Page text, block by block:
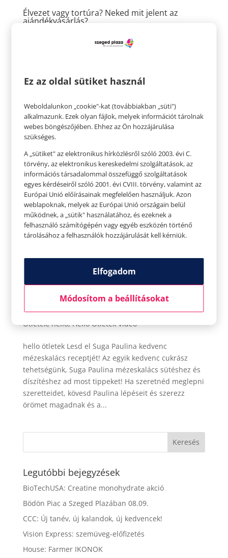
Élvezet vagy tortúra? Neked mit jelent az
ajándékvásárlás?
Hello Ötletek Videó
ajándékvásárlás? Van, aki szereti az ajándék
Kiküldtük a spontán riportok koronázatlan királyát
Katz...
Lesd el Suga Paulina kedvenc mézeskalács
Szerző:HelloPlazaEeltoltoUser|nov 26, 2021|Hello
Ötletek,hello,Hello Ötletek Videó
hello ötletek Lesd el Suga Paulina kedvenc
mézeskalács receptjét! Az egyik kedvenc cukrász
tehetségünk, Suga Paulina mézeskalács sütéshez és
díszítéshez ad most tippeket! Ha szeretnéd meglepni
szeretteidet, kövesd Paulina lépéseit és szerezz
örömet magadnak és a...
Legutóbbi bejegyzések
BioTechUSA: Creatine monohydrate akció
Bödön Piac a Szeged Plazában 08.09.
CCC: Új tanév, új kalandok, új kedvencek!
Vision Express: szemüveg-előfizetés
House: Farmer IKONOK
Ez az oldal sütiket használ
Weboldalunkon „cookie"-kat (továbbiakban „süti")
alkalmazunk. Ezek olyan fájlok, melyek információt tárolnak
webes böngészőjében. Ehhez az Ön hozzájárulása
szükséges.
A „sütiket" az elektronikus hírközlésről szóló 2003. évi C.
törvény, az elektronikus kereskedelmi szolgáltatások, az
információs társadalommal összefüggő szolgáltatások
egyes kérdéseiről szóló 2001. évi CVIII. törvény, valamint az
Európai Unió előírásainak megfelelően használjuk. Azon
weblapoknak, melyek az Európai Unió országain belül
működnek, a „sütik" használatához, és ezeknek a
felhasználó számítógépén vagy egyéb eszközén történő
tárolásához a felhasználók hozzájárulását kell kérniük.
Elfogadom
Módosítom a beállításokat